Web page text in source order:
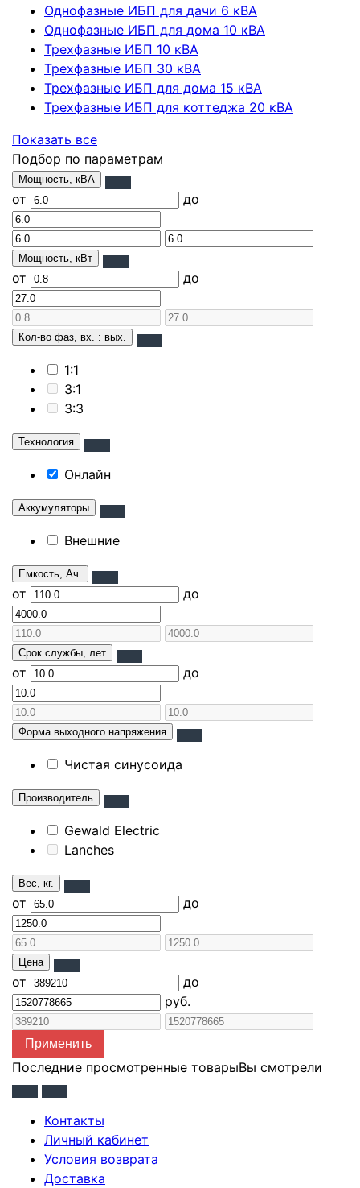
Однофазные ИБП для дачи 6 кВА
Однофазные ИБП для дома 10 кВА
Трехфазные ИБП 10 кВА
Трехфазные ИБП 30 кВА
Трехфазные ИБП для дома 15 кВА
Трехфазные ИБП для коттеджа 20 кВА
Показать все
Подбор по параметрам
Мощность, кВА
от до
Мощность, кВт
от до
Кол-во фаз, вх. : вых.
1:1
3:1
3:3
Технология
Онлайн
Аккумуляторы
Внешние
Емкость, Ач.
от до
Срок службы, лет
от до
Форма выходного напряжения
Чистая синусоида
Производитель
Gewald Electric
Lanches
Вес, кг.
от до
Цена
от
до
руб.
Применить
Последние просмотренные товарыВы смотрели
Контакты
Личный кабинет
Условия возврата
Доставка